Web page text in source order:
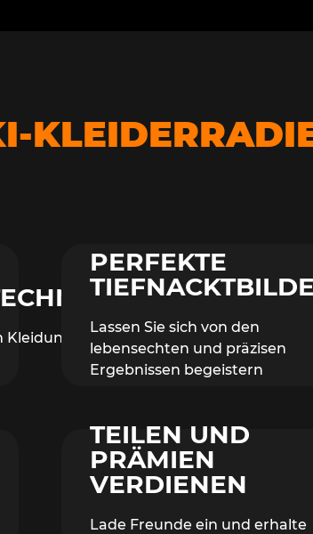
Kleidungsstücke
PERFEKTE
Lassen Sie sich von den
lebensechten und präzisen
Ergebnissen begeistern
TEILEN UND
PRÄMIEN
VERDIENEN
Lade Freunde ein und erhalte